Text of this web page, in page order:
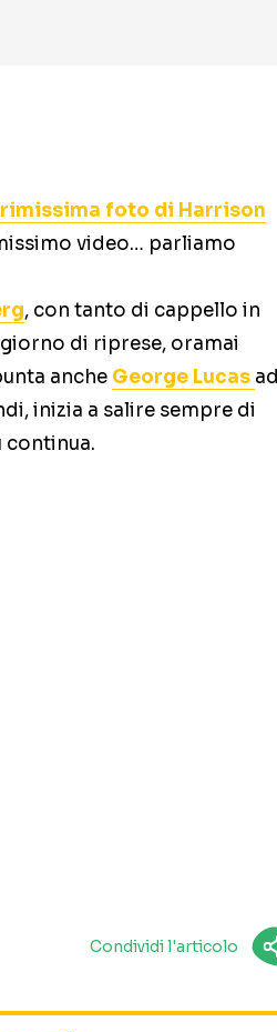
foto di Harrison
video… parliamo
, con tanto di cappello in
di riprese, oramai
anche George Lucas ad
inizia a salire sempre di
continua.
Condividi l'articolo